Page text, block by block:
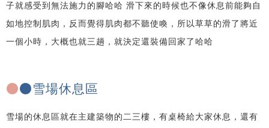
子就感受到無法施力的腳哈哈 滑下來的時候也不像休息前能夠自
如地控制肌肉，反而覺得肌肉都不聽使喚，所以草草的滑了將近
一個小時，大概也就三趟，就決定還裝備回家了哈哈
●●雪場休息區
雪場的休息區就在主建築物的二三樓，有桌椅給大家休息，還有